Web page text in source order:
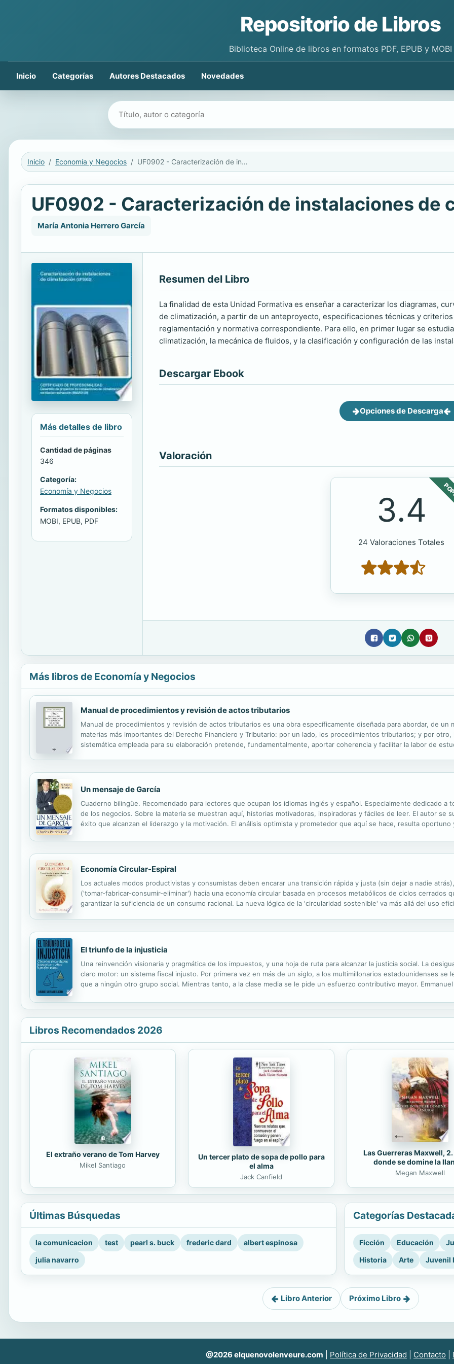
Repositorio de Libros
Biblioteca Online de libros en formatos PDF, EPUB y MOBI
Inicio Categorías Autores Destacados Novedades
Buscar libros
Inicio Economía y Negocios UF0902 - Caracterización de instalaciones de climatización
UF0902 - Caracterización de instalaciones de
María Antonia Herrero García
Más detalles de libro
Cantidad de páginas
346
Categoría:
Economía y Negocios
Formatos disponibles:
MOBI, EPUB, PDF
Resumen del Libro
La finalidad de esta Unidad Formativa es enseñar a caracterizar los diagramas,
de climatización, a partir de un anteproyecto, especificaciones técnicas y
reglamentación y normativa correspondiente. Para ello, en primer lugar se
climatización, la mecánica de fluidos, y la clasificación y configuración de las
Descargar Ebook
Opciones de Descarga
Valoración
3.4
24 Valoraciones Totales
Más libros de Economía y Negocios
Manual de procedimientos y revisión de actos tributarios
Manual de procedimientos y revisión de actos tributarios es una obra específicamente diseñada para abordar, de un
materias más importantes del Derecho Financiero y Tributario: por un lado, los procedimientos tributarios; y por
sistemática empleada para su elaboración pretende, fundamentalmente, aportar coherencia y facilitar la labor de
Un mensaje de García
Cuaderno bilingüe. Recomendado para lectores que ocupan los idiomas inglés y español. Especialmente dedicado a
de los negocios. Sobre la materia se muestran aquí, historias motivadoras, inspiradoras y fáciles de leer. El autor se
éxito que alcanzan el liderazgo y la motivación. El análisis optimista y prometedor que aquí se hace, resulta
Economía Circular-Espiral
Los actuales modos productivistas y consumistas deben encarar una transición rápida y justa (sin dejar a nadie
('tomar-fabricar-consumir-eliminar') hacia una economía circular basada en procesos metabólicos de ciclos cerrados
garantizar la suficiencia de un consumo racional. La nueva lógica de la 'circularidad sostenible' va más allá del uso
El triunfo de la injusticia
Una reinvención visionaria y pragmática de los impuestos, y una hoja de ruta para alcanzar la justicia social. La
claro motor: un sistema fiscal injusto. Por primera vez en más de un siglo, a los multimillonarios estadounidenses se
que a ningún otro grupo social. Mientras tanto, a la clase media se le pide un esfuerzo contributivo mayor.
Libros Recomendados 2026
El extraño verano de Tom Harvey
Mikel Santiago
Un tercer plato de sopa de pollo para
el alma
Jack Canfield
Las Guerreras Maxwell, 2.
donde se domine la
Megan Maxwell
Últimas Búsquedas
la comunicacion test pearl s. buck frederic dard
albert espinosa
julia navarro
Categorías
Ficción Educación
Historia
Arte Juvenil
Libro Anterior Próximo Libro
@2026 elquenovolenveure.com Política de Privacidad Contacto